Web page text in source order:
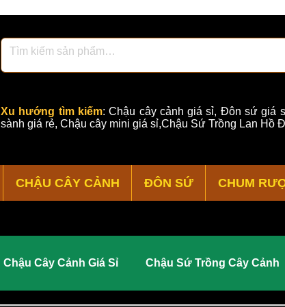
Chậu Cây Cảnh Giá Sỉ Chậu Sứ Trồng Cây Cảnh
Xu hướng tìm kiếm:Chậu cây cảnh giá sỉ, Đôn sứ giá
sành giá rẻ, Chậu cây mini giá sỉ,Chậu Sứ Trồng Lan Hồ
CHẬU CÂY CẢNH ĐÔN SỨ CHUM